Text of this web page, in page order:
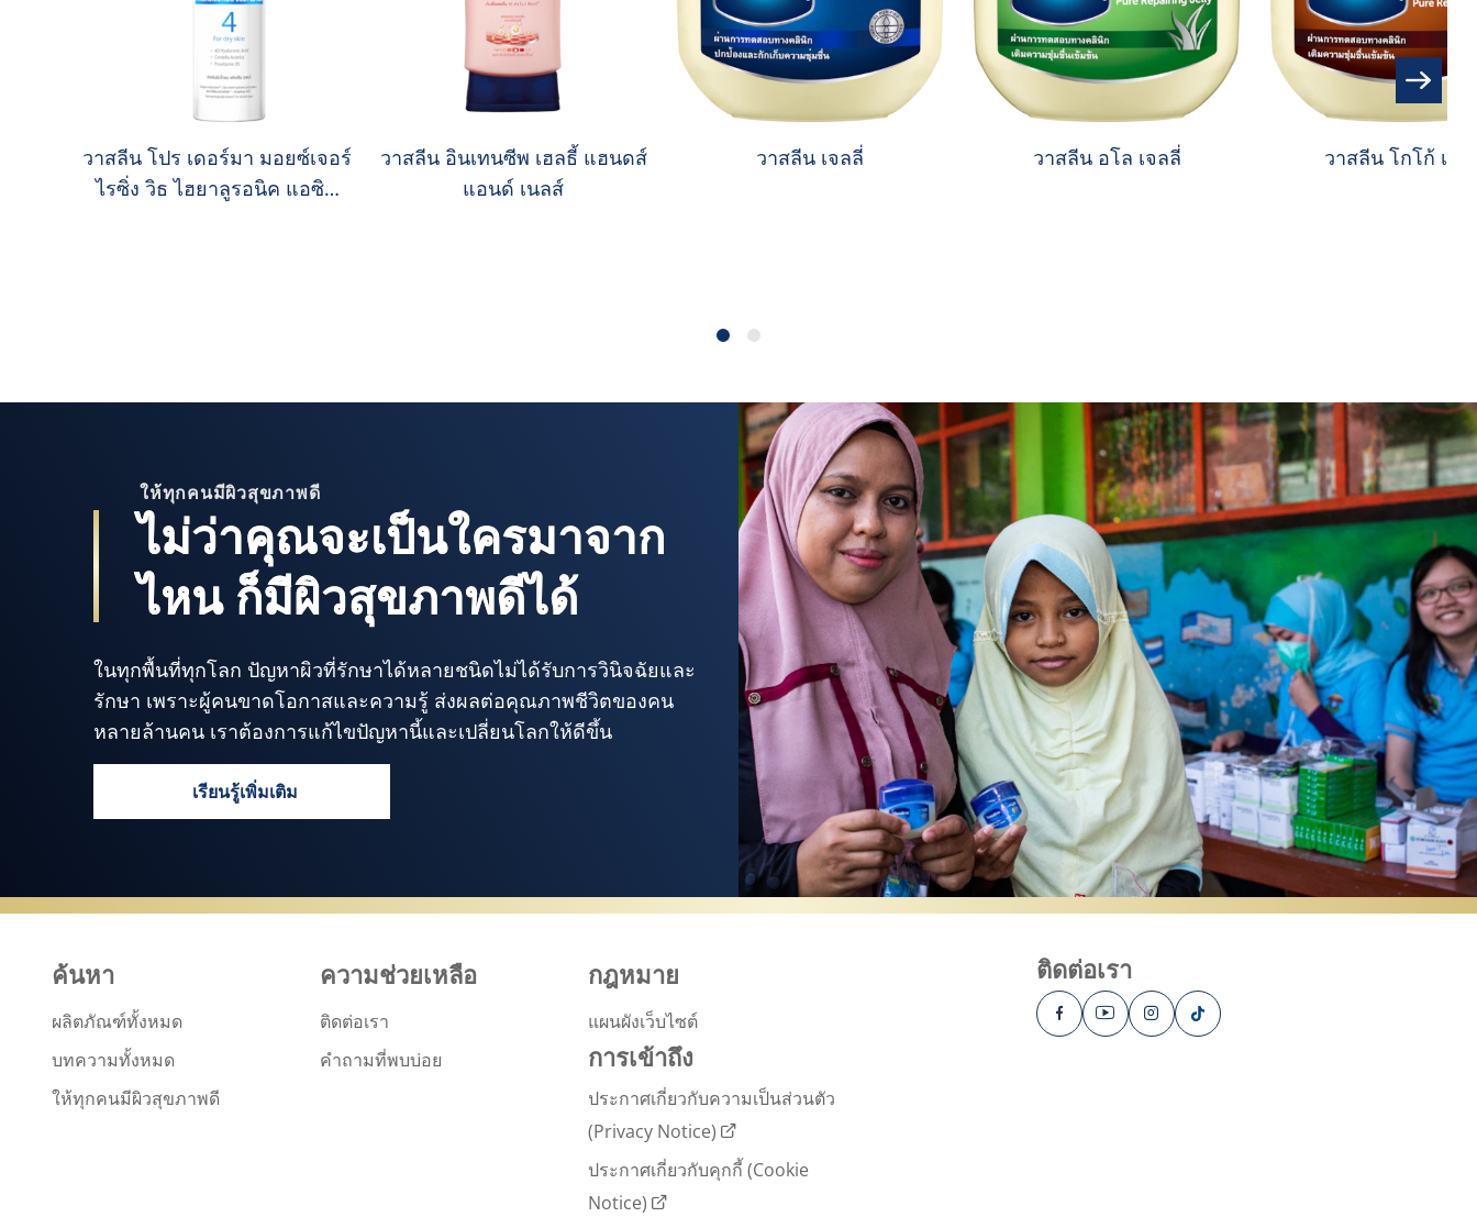
วาสลีน โปร เดอร์มา มอยซ์เจอร์
ไรซิ่ง วิธ ไฮยาลูรอนิค แอซิด
วาสลีน อินเทนซีพ เฮลธี้ แฮนดส์
แอนด์ เนลส์
วาสลีน เจลลี่ วาสลีน อโล เจลลี่ วาสลีน โกโก้ เจล
ให้ทุกคนมีผิวสุขภาพดี
ไม่ว่าคุณจะเป็นใครมาจาก
ไหน ก็มีผิวสุขภาพดีได้
ในทุกพื้นที่ทุกโลก ปัญหาผิวที่รักษาได้หลายชนิดไม่ได้รับการวินิจฉัยและ
รักษา เพราะผู้คนขาดโอกาสและความรู้ ส่งผลต่อคุณภาพชีวิตของคน
หลายล้านคน เราต้องการแก้ไขปัญหานี้และเปลี่ยนโลกให้ดีขึ้น
เรียนรู้เพิ่มเติม
ไม่ว่าคุณจะเป็นใครมาจากไหน ก็มีผิวสุขภาพดีได้
ค้นหา
ผลิตภัณฑ์ทั้งหมด
บทความทั้งหมด
ให้ทุกคนมีผิวสุขภาพดี
ความช่วยเหลือ
ติดต่อเรา
คำถามที่พบบ่อย
กฎหมาย
แผนผังเว็บไซต์
การเข้าถึง
ประกาศเกี่ยวกับความเป็นส่วนตัว
(Privacy Notice)
ประกาศเกี่ยวกับคุกกี้ (Cookie
Notice)
ติดต่อเรา